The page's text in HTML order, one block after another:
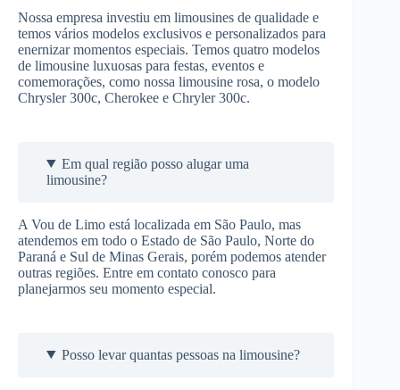
Nossa empresa investiu em limousines de qualidade e
temos vários modelos exclusivos e personalizados para
enernizar momentos especiais. Temos quatro modelos
de limousine luxuosas para festas, eventos e
comemorações, como nossa limousine rosa, o modelo
Chrysler 300c, Cherokee e Chryler 300c.
Em qual região posso alugar uma
limousine?
A Vou de Limo está localizada em São Paulo, mas
atendemos em todo o Estado de São Paulo, Norte do
Paraná e Sul de Minas Gerais, porém podemos atender
outras regiões. Entre em contato conosco para
planejarmos seu momento especial.
Posso levar quantas pessoas na limousine?